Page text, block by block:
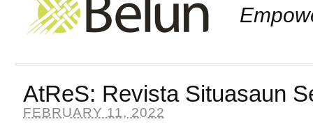
AtReS: Revista Situasaun
FEBRUARY 11, 2022